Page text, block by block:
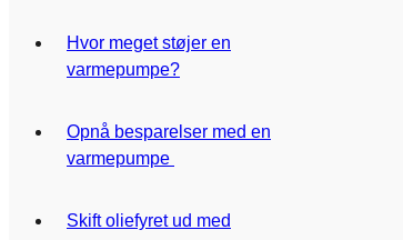
Hvor meget støjer en
varmepumpe?
Opnå besparelser med en
varmepumpe
Skift oliefyret ud med